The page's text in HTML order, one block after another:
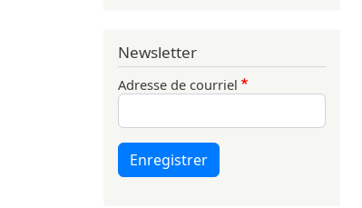
Newsletter
Adresse de courriel
Enregistrer